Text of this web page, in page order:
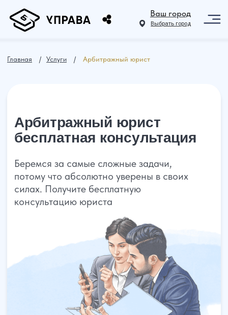
Выбрать город
Бесплатная консультация
Беремся за самые сложные задачи,
потому что абсолютно уверены в своих
силах. Получите бесплатную
консультацию юриста
Мы знаем, как заставить должников
заплатить вам!